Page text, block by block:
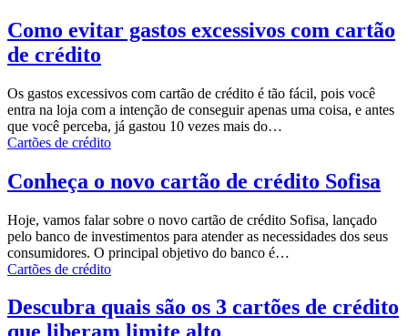
Como evitar gastos excessivos com cartão
de crédito
Os gastos excessivos com cartão de crédito é tão fácil, pois você
entra na loja com a intenção de conseguir apenas uma coisa, e antes
que você perceba, já gastou 10 vezes mais do…
Cartões de crédito
Conheça o novo cartão de crédito Sofisa
Hoje, vamos falar sobre o novo cartão de crédito Sofisa, lançado
pelo banco de investimentos para atender as necessidades dos seus
consumidores. O principal objetivo do banco é…
Cartões de crédito
Descubra quais são os 3 cartões de crédito